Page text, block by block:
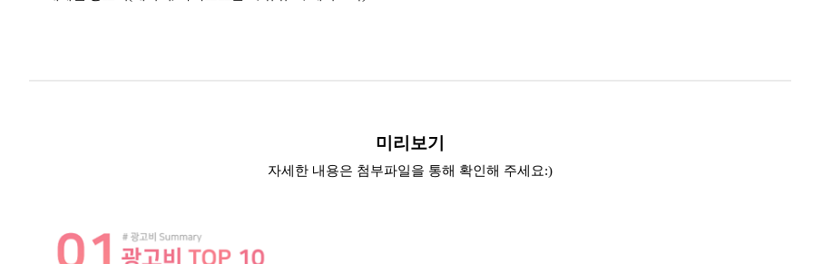
미리보기
자세한 내용은 첨부파일을 통해 확인해 주세요:)